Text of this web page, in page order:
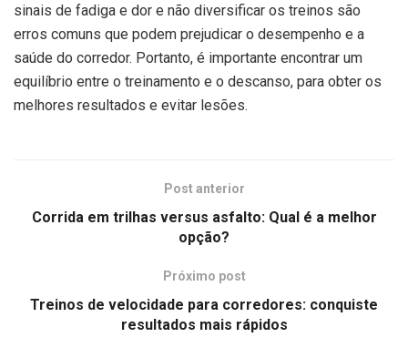
sinais de fadiga e dor e não diversificar os treinos são
erros comuns que podem prejudicar o desempenho e a
saúde do corredor. Portanto, é importante encontrar um
equilíbrio entre o treinamento e o descanso, para obter os
melhores resultados e evitar lesões.
Post anterior
Corrida em trilhas versus asfalto: Qual é a melhor
opção?
Próximo post
Treinos de velocidade para corredores: conquiste
resultados mais rápidos